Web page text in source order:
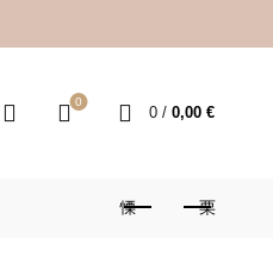
0
0 / 0,00 €